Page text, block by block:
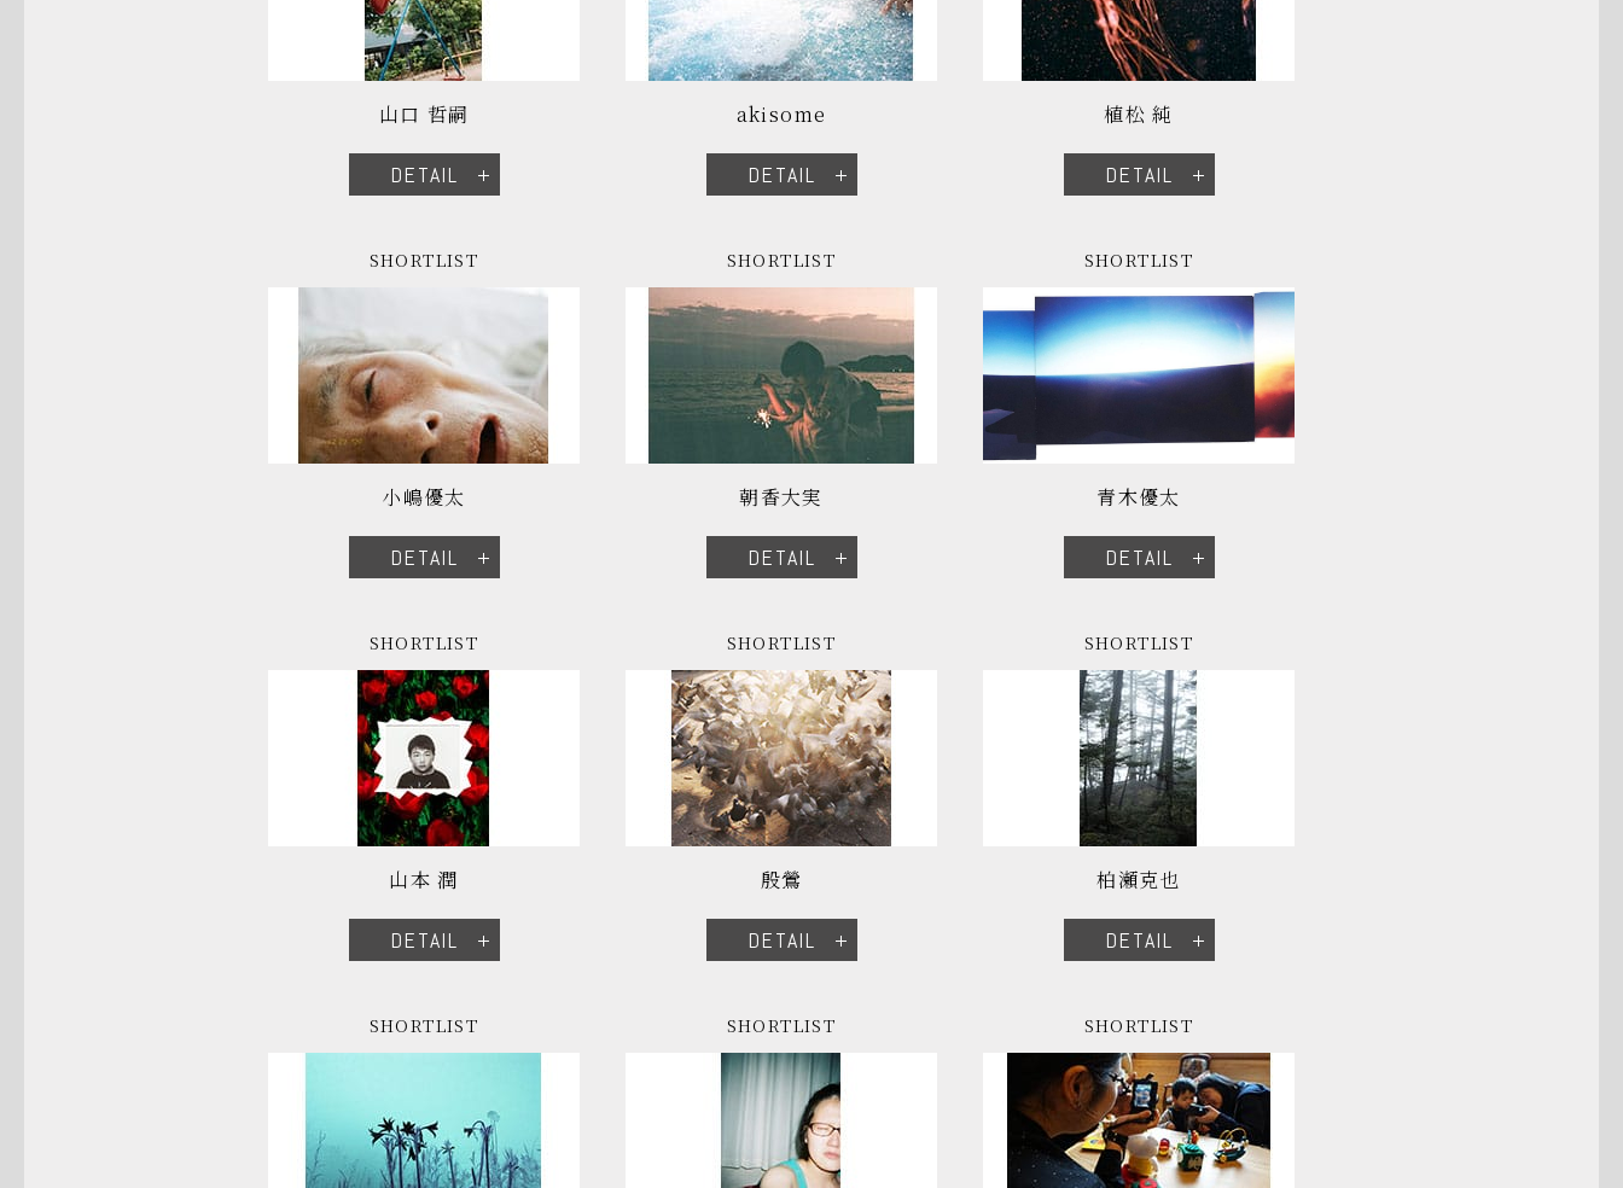
山口 哲嗣
DETAIL
akisome
DETAIL
植松 純
DETAIL
SHORTLIST
小嶋優太
DETAIL
SHORTLIST
朝香大実
DETAIL
SHORTLIST
青木優太
DETAIL
SHORTLIST
山本 潤
DETAIL
SHORTLIST
殷鶯
DETAIL
SHORTLIST
柏瀬克也
DETAIL
SHORTLIST SHORTLIST SHORTLIST